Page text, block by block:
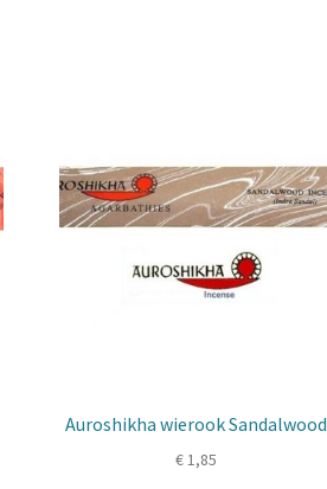
Auroshikha wierook Sandalwood
€1,85